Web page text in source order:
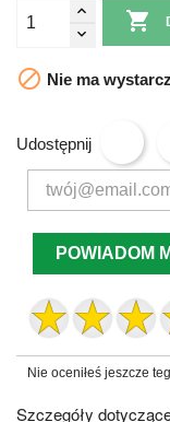

 Nie ma
Udostępnij
POWIADOM
Nie oceniłeś jeszcze
Szczegóły